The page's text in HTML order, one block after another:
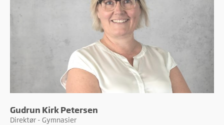
Gudrun Kirk Petersen
Direktør - Gymnasier